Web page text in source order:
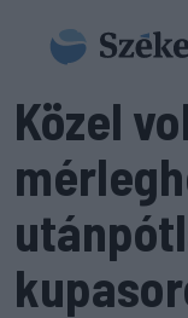
Közel